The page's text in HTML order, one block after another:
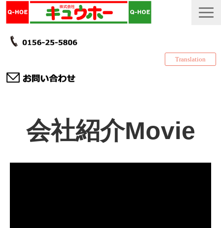
Translation
カタログ・冊子 DL
説明書
会社紹介Movie